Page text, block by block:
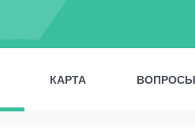
КАРТА ВОПРОСЫ